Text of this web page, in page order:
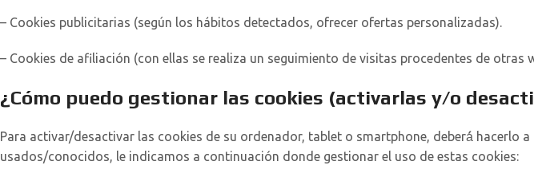
– Cookies publicitarias (según los hábitos detectados, ofrecer ofertas personalizadas).
– Cookies de afiliación (con ellas se realiza un seguimiento de visitas procedentes de
¿Cómo puedo gestionar las cookies (activarlas y/o
Para activar/desactivar las cookies de su ordenador, tablet o smartphone, deberá́ hacerlo
usados/conocidos, le indicamos a continuación donde gestionar el uso de estas cookies: